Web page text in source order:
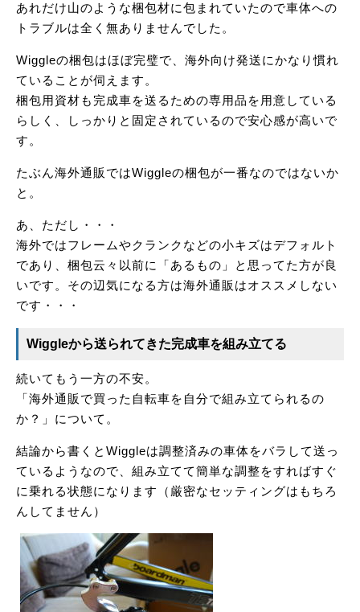
あれだけ山のような梱包材に包まれていたので車体への
トラブルは全く無ありませんでした。
Wiggleの梱包はほぼ完璧で、海外向け発送にかなり慣れ
ていることが伺えます。
梱包用資材も完成車を送るための専用品を用意している
らしく、しっかりと固定されているので安心感が高いで
す。
たぶん海外通販ではWiggleの梱包が一番なのではないか
と。
あ、ただし・・・
海外ではフレームやクランクなどの小キズはデフォルト
であり、梱包云々以前に「あるもの」と思ってた方が良
いです。その辺気になる方は海外通販はオススメしない
です・・・
Wiggleから送られてきた完成車を組み立てる
続いてもう一方の不安。
「海外通販で買った自転車を自分で組み立てられるの
か？」について。
結論から書くとWiggleは調整済みの車体をバラして送っ
ているようなので、組み立てて簡単な調整をすればすぐ
に乗れる状態になります（厳密なセッティングはもちろ
んしてません）